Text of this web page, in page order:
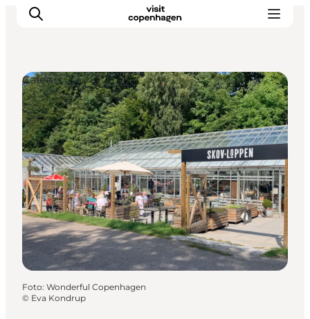
This is Copenhagen
Aktiviteter
Spis & drik
Områder
Planlæg din tur
CopenPay
Copenhagen Card
Cafeer
Foto: Wonderful Copenhagen
© Eva Kondrup